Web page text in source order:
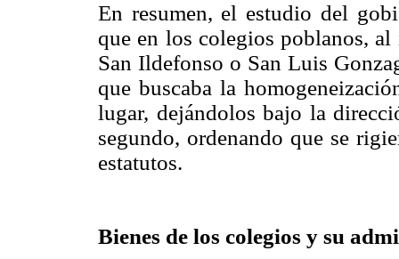
En resumen, el estudio del
que en los colegios poblanos,
San Ildefonso o San Luis
que buscaba la
lugar, dejándolos bajo la
segundo, ordenando que se
estatutos.
Bienes de los colegios y su